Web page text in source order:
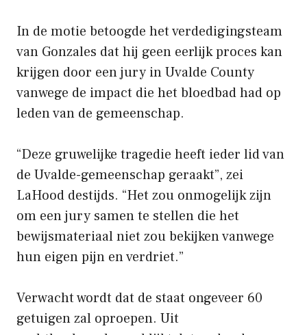
In de motie betoogde het verdedigingsteam
van Gonzales dat hij geen eerlijk proces kan
krijgen door een jury in Uvalde County
vanwege de impact die het bloedbad had op
leden van de gemeenschap.
“Deze gruwelijke tragedie heeft ieder lid van
de Uvalde-gemeenschap geraakt”, zei
LaHood destijds. “Het zou onmogelijk zijn
om een ​​jury samen te stellen die het
bewijsmateriaal niet zou bekijken vanwege
hun eigen pijn en verdriet.”
Verwacht wordt dat de staat ongeveer 60
getuigen zal oproepen. Uit